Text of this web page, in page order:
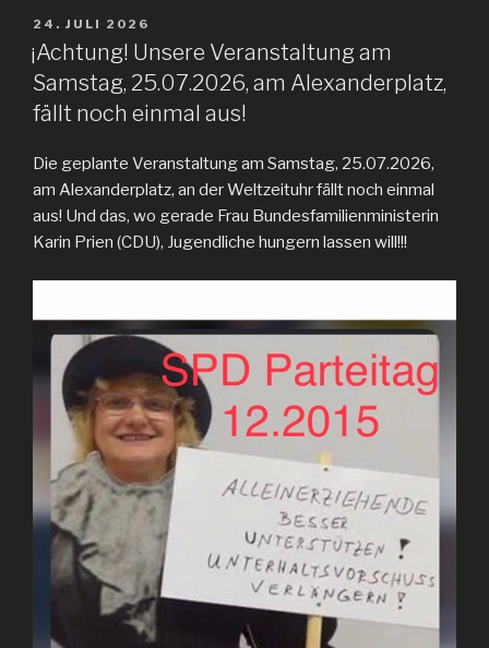
VERÖFFENTLICHT
AM
24. JULI 2026
¡Achtung! Unsere Veranstaltung am
Samstag, 25.07.2026, am Alexanderplatz,
fällt noch einmal aus!
Die geplante Veranstaltung am Samstag, 25.07.2026,
am Alexanderplatz, an der Weltzeituhr fällt noch einmal
aus! Und das, wo gerade Frau Bundesfamilienministerin
Karin Prien (CDU), Jugendliche hungern lassen will!!!